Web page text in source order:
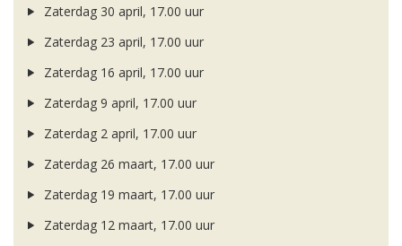
Zaterdag 30 april, 17.00 uur
Zaterdag 23 april, 17.00 uur
Zaterdag 16 april, 17.00 uur
Zaterdag 9 april, 17.00 uur
Zaterdag 2 april, 17.00 uur
Zaterdag 26 maart, 17.00 uur
Zaterdag 19 maart, 17.00 uur
Zaterdag 12 maart, 17.00 uur